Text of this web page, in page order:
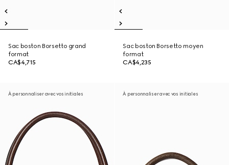
Sac boston Borsetto grand
format
CA$4,715
Sac boston Borsetto moyen
format
CA$4,235
À personnaliser avec vos initiales À personnaliser avec vos initiales